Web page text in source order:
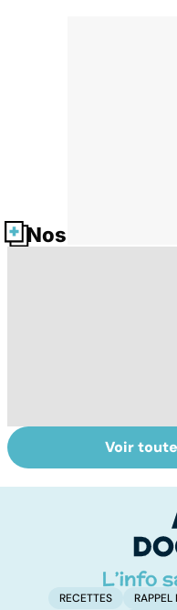
Nos fiches
La tuberculose
pulmonaire
Voir
RECETTES RAPPEL